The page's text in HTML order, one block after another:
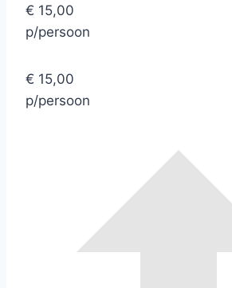
€ 15,00
p/persoon
€ 15,00
p/persoon